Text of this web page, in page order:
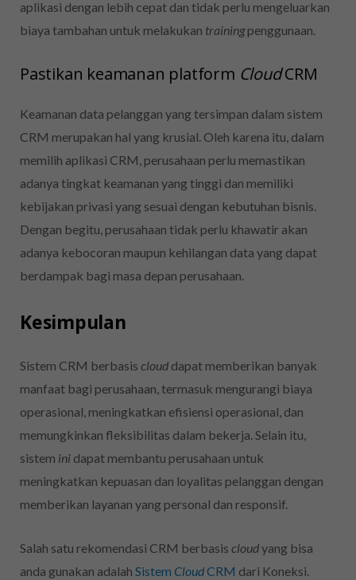
aplikasi dengan lebih cepat dan tidak perlu mengeluarkan
biaya tambahan untuk melakukan trainingpenggunaan.
Pastikan keamanan platform CloudCRM
Keamanan data pelanggan yang tersimpan dalam sistem
CRM merupakan hal yang krusial. Oleh karena itu, dalam
memilih aplikasi CRM, perusahaan perlu memastikan
adanya tingkat keamanan yang tinggi dan memiliki
kebijakan privasi yang sesuai dengan kebutuhan bisnis.
Dengan begitu, perusahaan tidak perlu khawatir akan
adanya kebocoran maupun kehilangan data yang dapat
berdampak bagi masa depan perusahaan.
Kesimpulan
Sistem CRM berbasis cloud dapat memberikan banyak
manfaat bagi perusahaan, termasuk mengurangi biaya
operasional, meningkatkan efisiensi operasional, dan
memungkinkan fleksibilitas dalam bekerja. Selain itu,
sistem ini dapat membantu perusahaan untuk
meningkatkan kepuasan dan loyalitas pelanggan dengan
memberikan layanan yang personal dan responsif.
Salah satu rekomendasi CRM berbasis cloudyang bisa
anda gunakan adalah Sistem CloudCRM dari Koneksi.